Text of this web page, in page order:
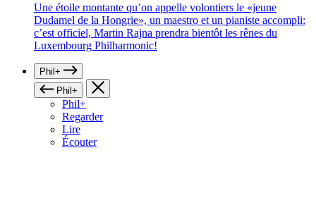
Une étoile montante qu’on appelle volontiers le «jeune
Dudamel de la Hongrie», un maestro et un pianiste accompli:
c’est officiel, Martin Rajna prendra bientôt les rênes du
Luxembourg Philharmonic!
Phil+
Phil+
Phil+
Regarder
Lire
Écouter